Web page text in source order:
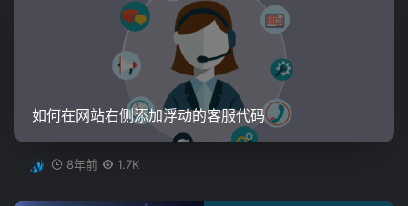
如何在网站右侧添加浮动的客服代码
8年前 1.7K